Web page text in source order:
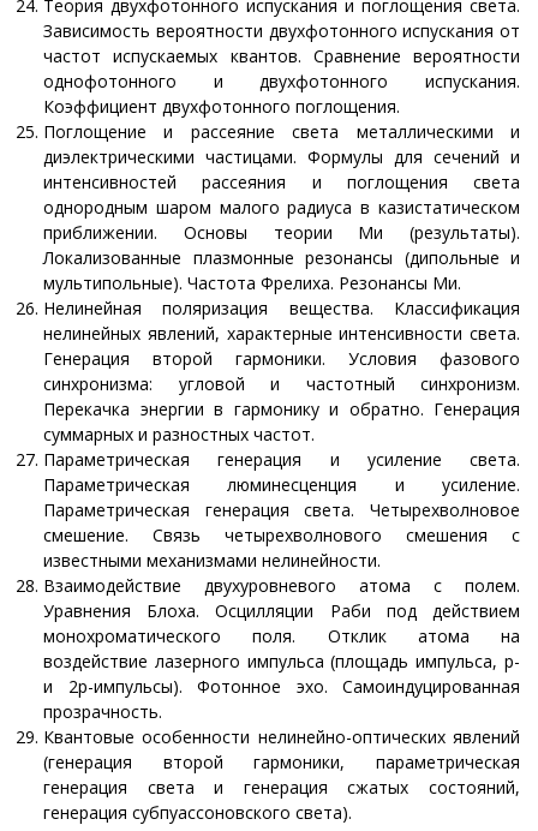
Теория двухфотонного испускания и поглощения света.
Зависимость вероятности двухфотонного испускания от
частот испускаемых квантов. Сравнение вероятности
однофотонного и двухфотонного испускания.
Коэффициент двухфотонного поглощения.
Поглощение и рассеяние света металлическими и
диэлектрическими частицами. Формулы для сечений и
интенсивностей рассеяния и поглощения света
однородным шаром малого радиуса в казистатическом
приближении. Основы теории Ми (результаты).
Локализованные плазмонные резонансы (дипольные и
мультипольные). Частота Фрелиха. Резонансы Ми.
Нелинейная поляризация вещества. Классификация
нелинейных явлений, характерные интенсивности света.
Генерация второй гармоники. Условия фазового
синхронизма: угловой и частотный синхронизм.
Перекачка энергии в гармонику и обратно. Генерация
суммарных и разностных частот.
Параметрическая генерация и усиление света.
Параметрическая люминесценция и усиление.
Параметрическая генерация света. Четырехволновое
смешение. Связь четырехволнового смешения с
известными механизмами нелинейности.
Взаимодействие двухуровневого атома с полем.
Уравнения Блоха. Осцилляции Раби под действием
монохроматического поля. Отклик атома на
воздействие лазерного импульса (площадь импульса, p-
и 2p-импульсы). Фотонное эхо. Самоиндуцированная
прозрачность.
Квантовые особенности нелинейно-оптических явлений
(генерация второй гармоники, параметрическая
генерация света и генерация сжатых состояний,
генерация субпуассоновского света).